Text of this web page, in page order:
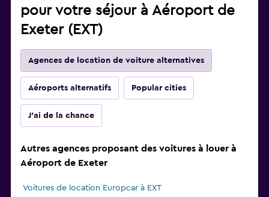
pour votre séjour à Aéroport de
Exeter (EXT)
Agences de location de voiture alternatives
Aéroports alternatifs Popular cities
J'ai de la chance
Autres agences proposant des voitures à louer à
Aéroport de Exeter
Voitures de location Europcar à EXT